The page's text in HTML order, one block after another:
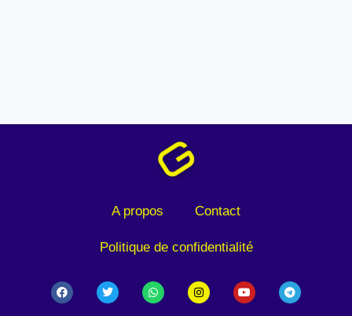
A propos Contact
Politique de confidentialité